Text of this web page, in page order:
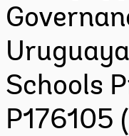
Schools
P176105